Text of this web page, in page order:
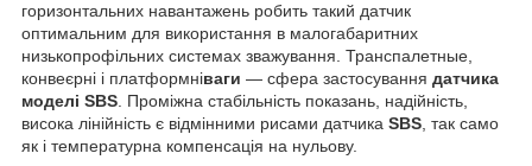
горизонтальних навантажень робить такий датчик
оптимальним для використання в малогабаритних
низькопрофільних системах зважування. Транспалетные,
конвеєрні і платформніваги — сфера застосування датчика
моделі SBS. Проміжна стабільність показань, надійність,
висока лінійність є відмінними рисами датчика SBS, так само
як і температурна компенсація на нульову.